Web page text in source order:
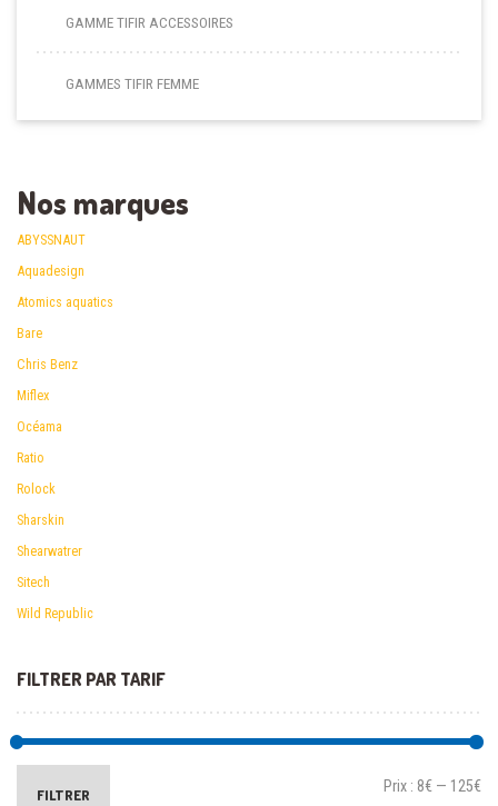
GAMME TIFIR ACCESSOIRES
GAMMES TIFIR FEMME
Nos marques
ABYSSNAUT
Aquadesign
Atomics aquatics
Bare
Chris Benz
Miflex
Océama
Ratio
Rolock
Sharskin
Shearwatrer
Sitech
Wild Republic
FILTRER PAR TARIF
FILTRER
Prix : 8€ — 125€